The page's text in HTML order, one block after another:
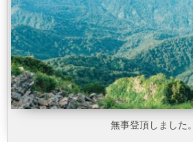
無事登頂しました。